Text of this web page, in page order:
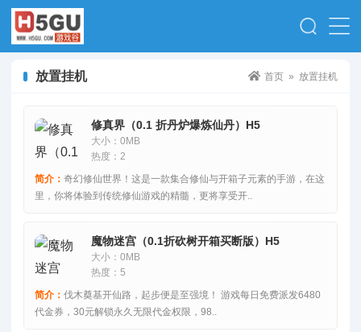
放置挂机 首页 » 放置挂机
修真界（0.1 折丹炉爆炼仙丹）H5
大小：0MB
热度：2
简介： 奇幻修仙世界！这是一款集合修仙与开箱子元素的手游，在这
里，你将体验到传统修仙游戏的精髓，更将享受开..
魔物迷宫（0.1折砍树开箱买断版）H5
大小：0MB
热度：5
简介： 伐木奠基开仙路，起步便是至强境！ 游戏每日免费派发6480
代金券，30元解锁永久无限代金权限，98..